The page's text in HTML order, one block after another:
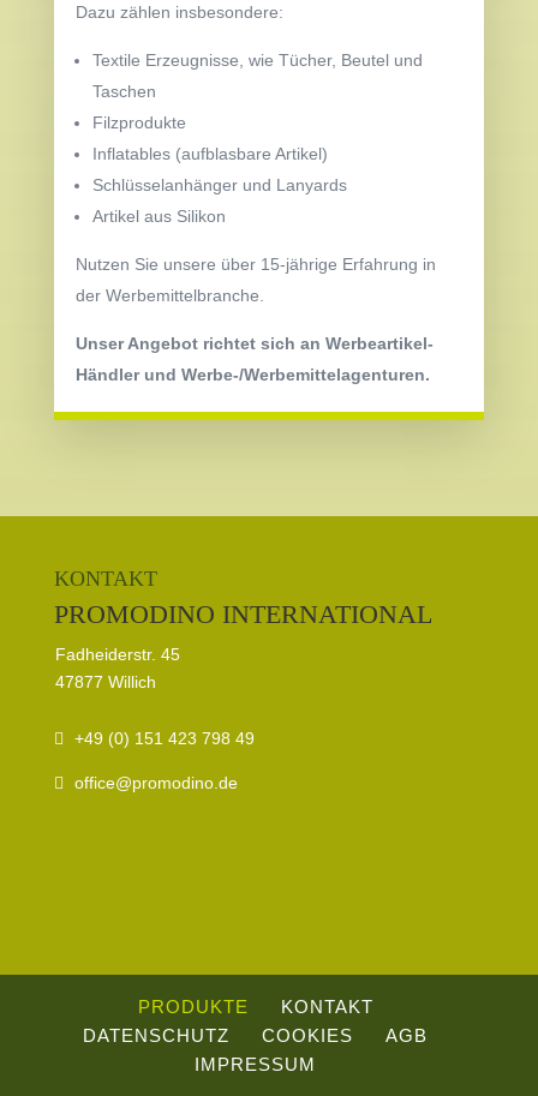
Dazu zählen insbesondere:
Textile Erzeugnisse, wie Tücher, Beutel und
Taschen
Filzprodukte
Inflatables (aufblasbare Artikel)
Schlüsselanhänger und Lanyards
Artikel aus Silikon
Nutzen Sie unsere über 15-jährige Erfahrung in
der Werbemittelbranche.
Unser Angebot richtet sich an Werbeartikel-
Händler und Werbe-/Werbemittelagenturen.
KONTAKT
PROMODINO INTERNATIONAL
Fadheiderstr. 45
47877 Willich
+49 (0) 151 423 798 49
office@promodino.de
PRODUKTE
KONTAKT
DATENSCHUTZ
COOKIES
AGB
IMPRESSUM